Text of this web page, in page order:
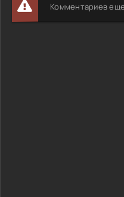
Комментариев